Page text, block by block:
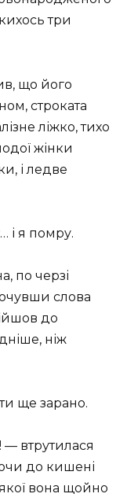
три
що його
строката
ліжко, тихо
жінки
і ледве
і я помру.
по черзі
слова
до
ніж
ще зарано.
втрутилася
до кишені
вона щойно